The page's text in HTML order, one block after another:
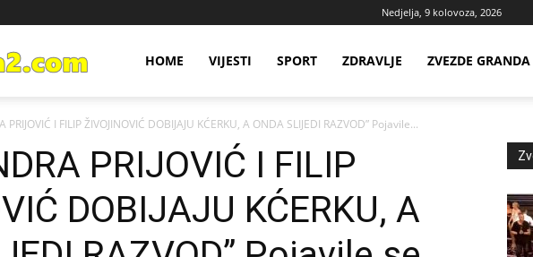
Nedjelja, 9 kolovoza, 2026
Media
HOME VIJESTI SPORT ZDRAVLJE ZVEZDE GRANDA
PRIJOVIĆ I FILIP ŽIVOJINOVIĆ DOBIJAJU KĆERKU, A ONDA SLIJEDI RAZVOD” Pojavile...
PRIJOVIĆ I FILIP
DOBIJAJU KĆERKU, A